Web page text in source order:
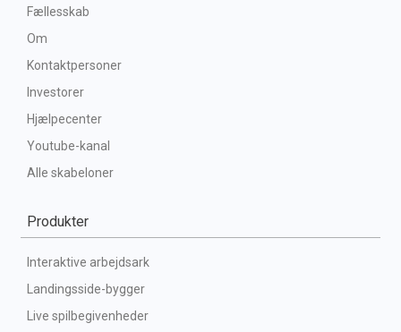
Fællesskab
Om
Kontaktpersoner
Investorer
Hjælpecenter
Youtube-kanal
Alle skabeloner
Produkter
Interaktive arbejdsark
Landingsside-bygger
Live spilbegivenheder